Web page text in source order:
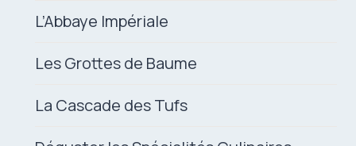
L’Abbaye Impériale
Les Grottes de Baume
La Cascade des Tufs